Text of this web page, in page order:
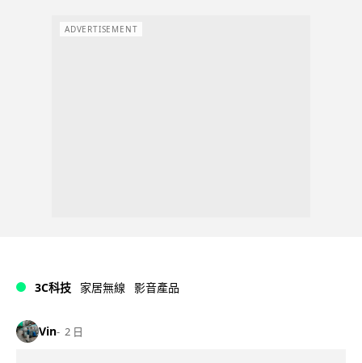
ADVERTISEMENT
3C科技 家居無線 影音產品
Vin 2 日